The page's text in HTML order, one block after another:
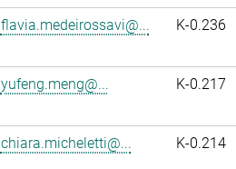
flavia.medeirossavi@... K-0.236
yufeng.meng@... K-0.217
chiara.micheletti@... K-0.214